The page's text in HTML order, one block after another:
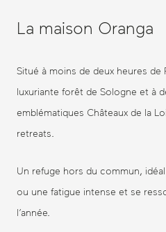
La maison Oranga
Situé à moins de deux heures de
luxuriante forêt de Sologne et à
emblématiques Châteaux de la
retreats.
Un refuge hors du commun,
ou une fatigue intense et se
l’année.